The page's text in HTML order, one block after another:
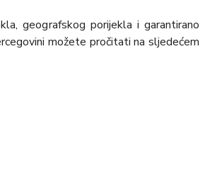
geografskog porijekla i garantirano
možete pročitati na sljedećem